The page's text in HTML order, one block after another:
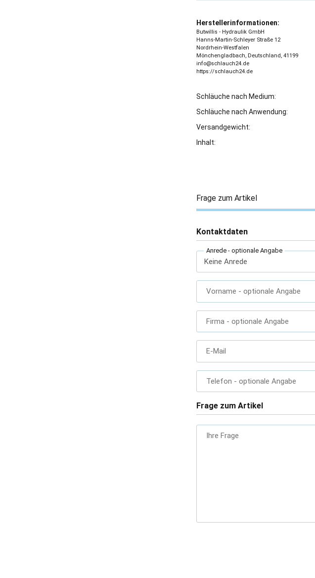
Herstellerinformationen:
Butwillis - Hydraulik GmbH
Hanns-Martin-Schleyer Straße 12
Nordrhein-Westfalen
Mönchengladbach, Deutschland, 41199
info@schlauch24.de
https://schlauch24.de
Schläuche nach Medium:
Schläuche nach Anwendung:
Versandgewicht:
Inhalt:
Frage zum Artikel
Kontaktdaten
Anrede - optionale Angabe
Vorname - optionale Angabe
Firma - optionale Angabe
E-Mail
Telefon - optionale Angabe
Frage zum Artikel
Ihre Frage